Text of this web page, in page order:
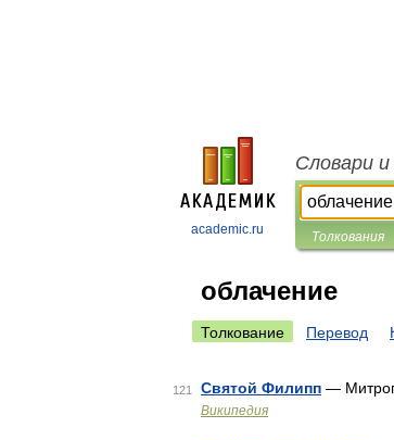
academic.ru
Словари
Толкования
облачение
Толкование Перевод
121 Святой Филипп —
Википедия